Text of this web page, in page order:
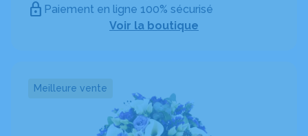
Paiement en ligne 100% sécurisé
Voir la boutique
Meilleure vente